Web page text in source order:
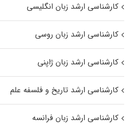
کارشناسی ارشد زبان انگلیسی
کارشناسی ارشد زبان روسی
کارشناسی ارشد زبان ژاپنی
کارشناسی ارشد تاریخ و فلسفه علم
کارشناسی ارشد زبان فرانسه